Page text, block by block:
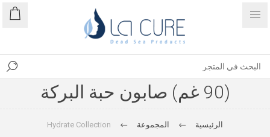
(90 غم) صابون حبة البركة
الرئيسية المجموعة Hydrate Collection